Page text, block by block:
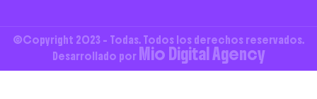
©Copyright 2023 - Todas. Todos los derechos reservados.
Desarrollado por Mio Digital Agency